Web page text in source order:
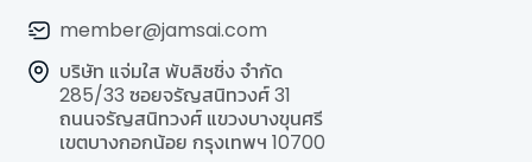
member@jamsai.com
บริษัท แจ่มใส พับลิชชิ่ง จำกัด
285/33 ซอยจรัญสนิทวงศ์ 31
ถนนจรัญสนิทวงศ์ แขวงบางขุนศรี
เขตบางกอกน้อย กรุงเทพฯ 10700